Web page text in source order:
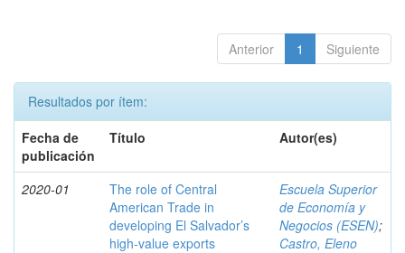
Anterior 1 Siguiente
Resultados por ítem:
Fecha de
publicación
Título Autor(es)
2020-01
The role of Central
American Trade in
developing El Salvador’s
high-value exports
Escuela Superior
de Economía y
Negocios (ESEN);
Castro, Eleno